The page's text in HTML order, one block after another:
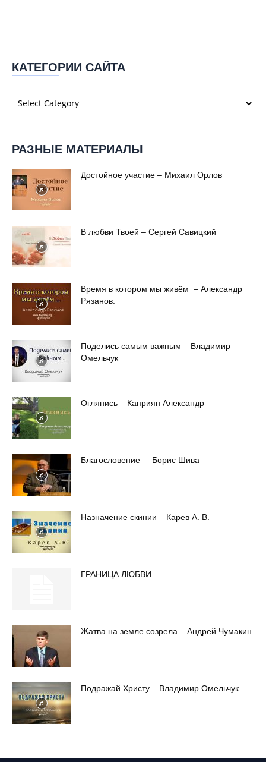
КАТЕГОРИИ САЙТА
Категории
сайта
РАЗНЫЕ МАТЕРИАЛЫ
Достойное участие – Михаил Орлов
В любви Твоей – Сергей Савицкий
Время в котором мы живём – Александр
Рязанов.
Поделись самым важным – Владимир
Омельчук
Оглянись – Каприян Александр
Благословение – Борис Шива
Назначение скинии – Карев А. В.
ГРАНИЦА ЛЮБВИ
Жатва на земле созрела – Андрей Чумакин
Подражай Христу – Владимир Омельчук